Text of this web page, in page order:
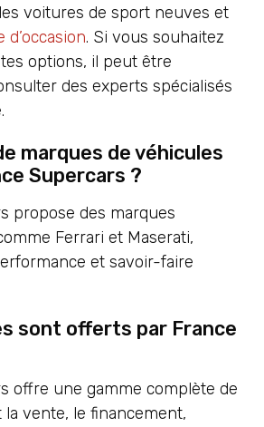
voitures de sport neuves et
. Si vous souhaitez
options, il peut être
des experts spécialisés
marques de véhicules
Supercars ?
propose des marques
Ferrari et Maserati,
et savoir-faire
sont offerts par France
offre une gamme complète de
vente, le financement,